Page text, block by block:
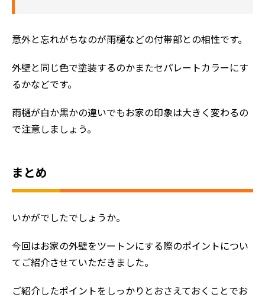
おすすめの塗装メニュー
意外と忘れがちなのが雨樋などの付帯部との相性です。
外壁と同じ色で塗装するのかまたセパレートカラーにす
るかなどです。
雨樋が白か黒かの違いでもお家の印象は大きく変わるの
で注意しましょう。
まとめ
いかがでしたでしょうか。
今回はお家の外壁をツートンにする際のポイントについ
てご紹介させていただきました。
ご紹介したポイントをしっかりとおさえておくことでお